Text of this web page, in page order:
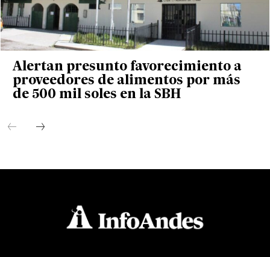
Alertan presunto favorecimiento a
proveedores de alimentos por más
de 500 mil soles en la SBH